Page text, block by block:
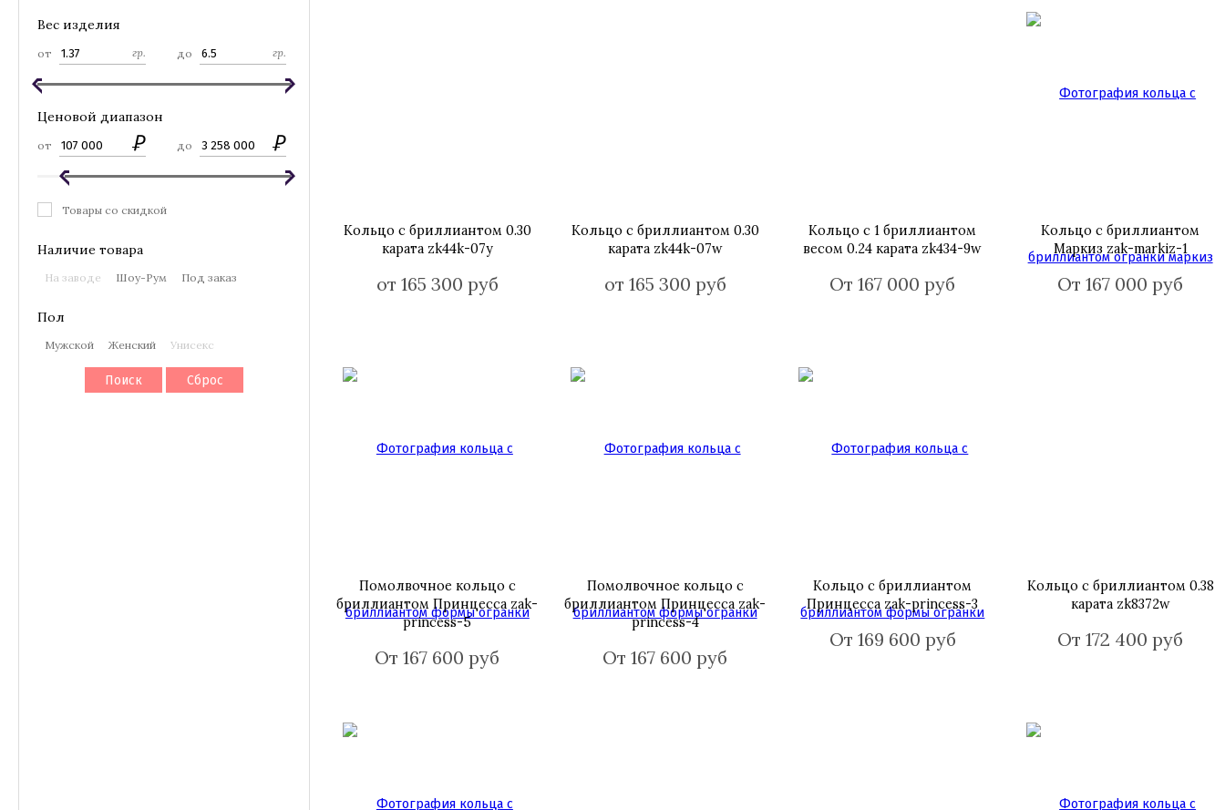
Вес изделия
от гр. до гр.
Ценовой диапазон
от до
Товары со скидкой
Наличие товара
На заводе Шоу-Рум Под заказ
Пол
Мужской Женский Унисекс
Поиск Сброс
Кольцо с бриллиантом 0.30
карата zk44k-07y
от 165 300 руб
Кольцо с бриллиантом 0.30
карата zk44k-07w
от 165 300 руб
Кольцо с 1 бриллиантом
весом 0.24 карата zk434-9w
От 167 000 руб
Кольцо с бриллиантом
Маркиз zak-markiz-1
От 167 000 руб
Помолвочное кольцо с
бриллиантом Принцесса zak-
princess-5
От 167 600 руб
Помолвочное кольцо с
бриллиантом Принцесса zak-
princess-4
От 167 600 руб
Кольцо с бриллиантом
Принцесса zak-princess-3
От 169 600 руб
Кольцо с бриллиантом 0.38
карата zk8372w
От 172 400 руб